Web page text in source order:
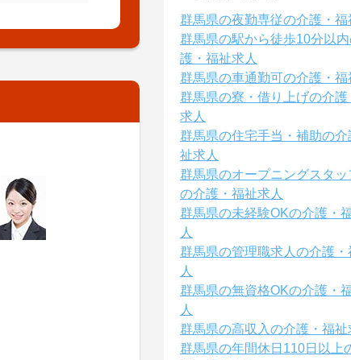
群馬県の夜勤専従の介護・福
群馬県の駅から徒歩10分以
護・福祉求人
群馬県の車通勤可の介護・福
群馬県の寮・借り上げの介護
求人
群馬県の住宅手当・補助の介
祉求人
群馬県のオープニングスタッ
の介護・福祉求人
群馬県の未経験OKの介護・
人
群馬県の管理職求人の介護・
人
群馬県の無資格OKの介護・
人
群馬県の高収入の介護・福祉
群馬県の年間休日110日以上